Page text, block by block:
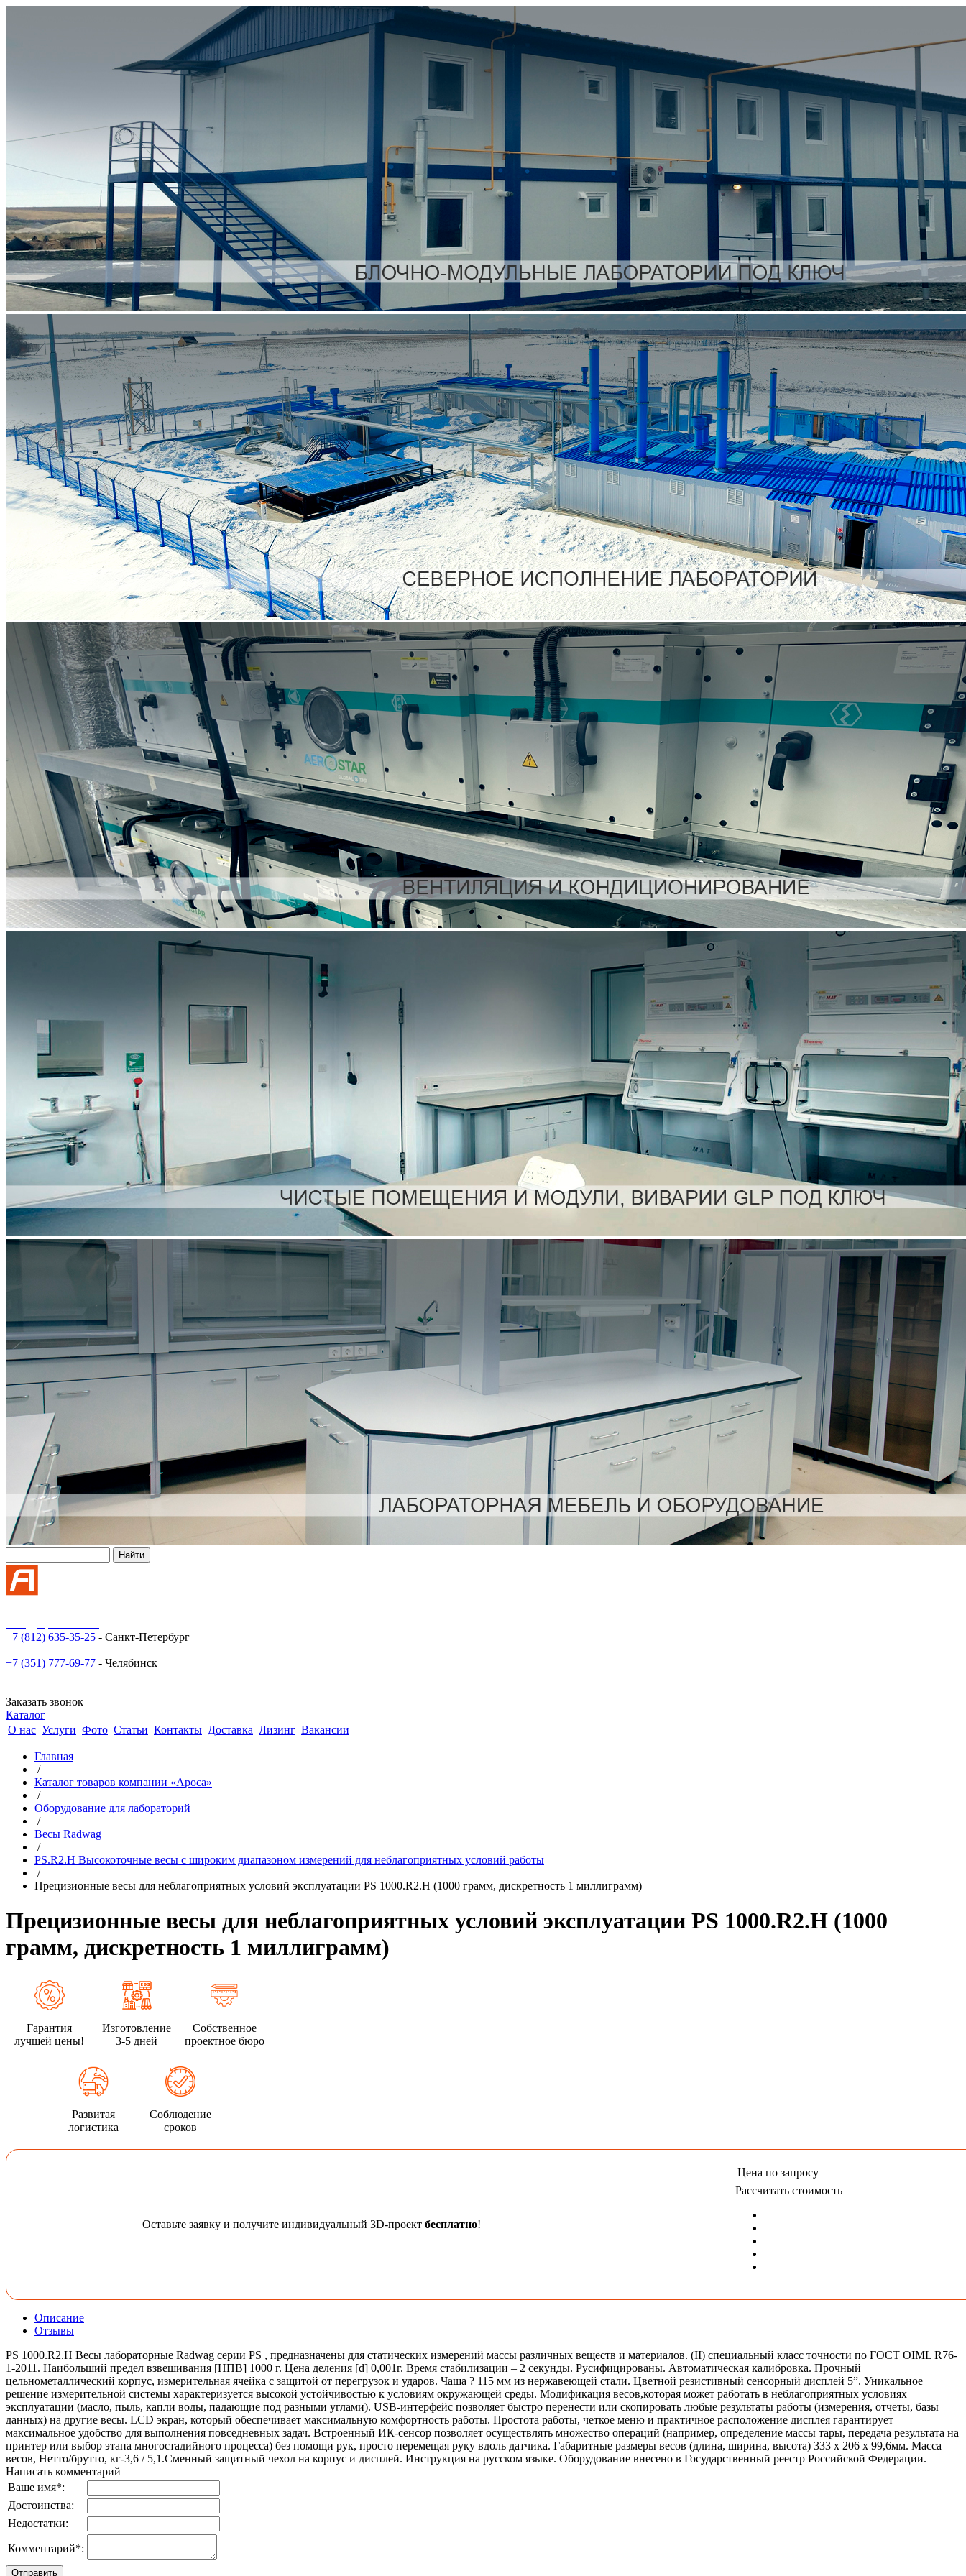
+7 (812) 635-35-25 - Санкт-Петербург
+7 (351) 777-69-77 - Челябинск
Заказать звонок
Каталог
О нас Услуги Фото Статьи Контакты Доставка Лизинг Вакансии
Главная
/
Каталог товаров компании «Ароса»
/
Оборудование для лабораторий
/
Весы Radwag
/
PS.R2.H Высокоточные весы с широким диапазоном измерений для неблагоприятных условий работы
/
Прецизионные весы для неблагоприятных условий эксплуатации PS 1000.R2.H (1000 грамм, дискретность 1 миллиграмм)
Прецизионные весы для неблагоприятных условий эксплуатации PS 1000.R2.H (1000
грамм, дискретность 1 миллиграмм)
Гарантия
лучшей цены!
Изготовление
3-5 дней
Собственное
проектное бюро
Развитая
логистика
Соблюдение
сроков
Оставьте заявку и получите индивидуальный 3D-проект бесплатно!
Цена по запросу
Рассчитать стоимость
Описание
Отзывы
PS 1000.R2.H Весы лабораторные Radwag серии PS , предназначены для статических измерений массы различных веществ и материалов. (II) специальный класс точности по ГОСТ OIML R76-
1-2011. Наибольший предел взвешивания [НПВ] 1000 г. Цена деления [d] 0,001г. Время стабилизации – 2 секунды. Русифицированы. Автоматическая калибровка. Прочный
цельнометаллический корпус, измерительная ячейка c защитой от перегрузок и ударов. Чаша ? 115 мм из нержавеющей стали. Цветной резистивный сенсорный дисплей 5”. Уникальное
решение измерительной системы характеризуется высокой устойчивостью к условиям окружающей среды. Модификация весов,которая может работать в неблагоприятных условиях
эксплуатации (масло, пыль, капли воды, падающие под разными углами). USB-интерфейс позволяет быстро перенести или скопировать любые результаты работы (измерения, отчеты, базы
данных) на другие весы. LCD экран, который обеспечивает максимальную комфортность работы. Простота работы, четкое меню и практичное расположение дисплея гарантирует
максимальное удобство для выполнения повседневных задач. Встроенный ИК-сенсор позволяет осуществлять множество операций (например, определение массы тары, передача результата на
принтер или выбор этапа многостадийного процесса) без помощи рук, просто перемещая руку вдоль датчика. Габаритные размеры весов (длина, ширина, высота) 333 x 206 x 99,6мм. Масса
весов, Нетто/брутто, кг-3,6 / 5,1.Сменный защитный чехол на корпус и дисплей. Инструкция на русском языке. Оборудование внесено в Государственный реестр Российской Федерации.
Написать комментарий
Ваше имя*:
Достоинства:
Недостатки:
Комментарий*: